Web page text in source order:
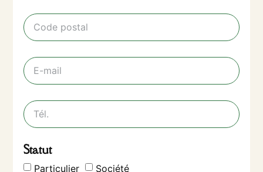
Statut
Particulier Société